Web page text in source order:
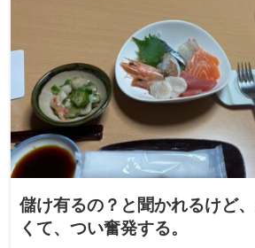
儲け有るの？と聞かれるけど
くて、つい奮発する。